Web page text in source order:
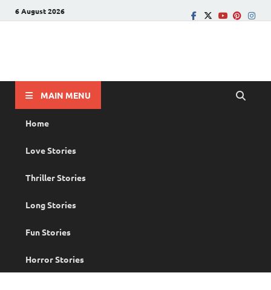
6 August 2026
MAIN MENU
Home
Love Stories
Thriller Stories
Long Stories
Fun Stories
Horror Stories